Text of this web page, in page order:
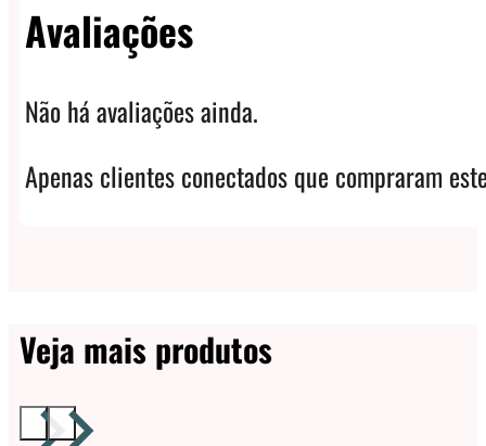
Avaliações
Não há avaliações ainda.
Apenas clientes conectados que compraram
Veja mais produtos